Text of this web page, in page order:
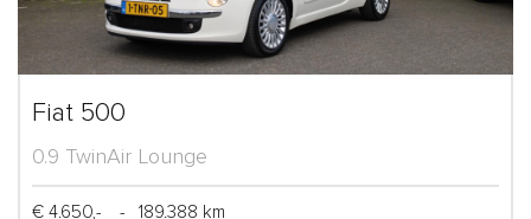
Fiat 500
0.9 TwinAir Lounge
€ 4.650,- -
189.388 km